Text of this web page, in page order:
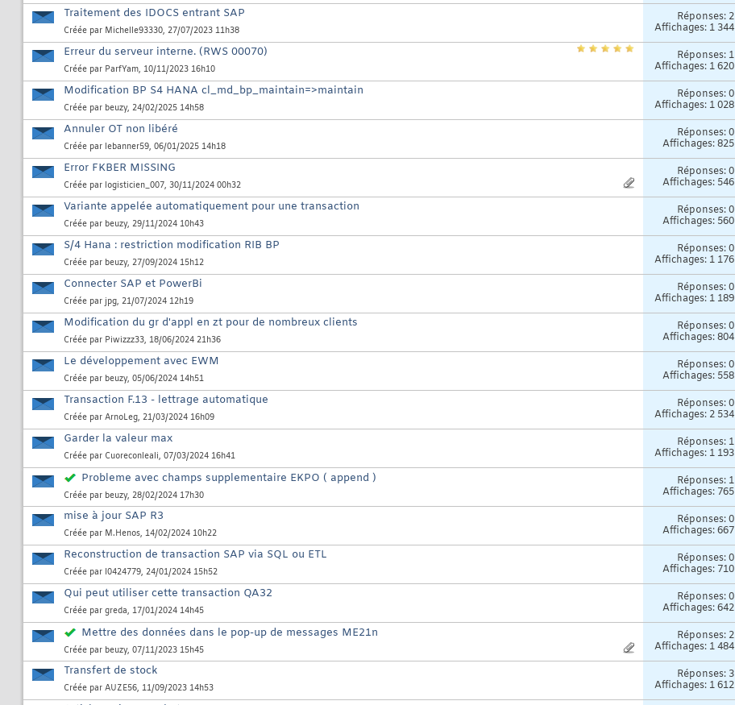
Traitement des IDOCS entrant SAP
Créée par Michelle93330, 27/07/2023 11h38
Réponses: 2
Affichages: 1 344
Erreur du serveur interne. (RWS 00070)
Créée par ParfYam, 10/11/2023 16h10
Réponses: 1
Affichages: 1 620
Modification BP S4 HANA cl_md_bp_maintain=>maintain
Créée par beuzy, 24/02/2025 14h58
Réponses:0
Affichages: 1 028
Annuler OT non libéré
Créée par lebanner59, 06/01/2025 14h18
Réponses:0
Affichages: 825
Error FKBER MISSING
Créée par logisticien_007, 30/11/2024 00h32
Réponses:0
Affichages: 546
Variante appelée automatiquement pour une transaction
Créée par beuzy, 29/11/2024 10h43
Réponses:0
Affichages: 560
S/4 Hana : restriction modification RIB BP
Créée par beuzy, 27/09/2024 15h12
Réponses:0
Affichages: 1 176
Connecter SAP et PowerBi
Créée par jpg, 21/07/2024 12h19
Réponses:0
Affichages: 1 189
Modification du gr d'appl en zt pour de nombreux clients
Créée par Piwizzz33, 18/06/2024 21h36
Réponses:0
Affichages: 804
Le développement avec EWM
Créée par beuzy, 05/06/2024 14h51
Réponses:0
Affichages: 558
Transaction F.13 - lettrage automatique
Créée par ArnoLeg, 21/03/2024 16h09
Réponses:0
Affichages: 2 534
Garder la valeur max
Créée par Cuoreconleali, 07/03/2024 16h41
Réponses: 1
Affichages: 1 193
Probleme avec champs supplementaire EKPO ( append )
Créée par beuzy, 28/02/2024 17h30
Réponses: 1
Affichages: 765
mise à jour SAP R3
Créée par M.Henos, 14/02/2024 10h22
Réponses:0
Affichages: 667
Reconstruction de transaction SAP via SQL ou ETL
Créée par I0424779, 24/01/2024 15h52
Réponses:0
Affichages: 710
Qui peut utiliser cette transaction QA32
Créée par greda, 17/01/2024 14h45
Réponses:0
Affichages: 642
Mettre des données dans le pop-up de messages ME21n
Créée par beuzy, 07/11/2023 15h45
Réponses: 2
Affichages: 1 484
Transfert de stock
Créée par AUZE56, 11/09/2023 14h53
Réponses: 3
Affichages: 1 612